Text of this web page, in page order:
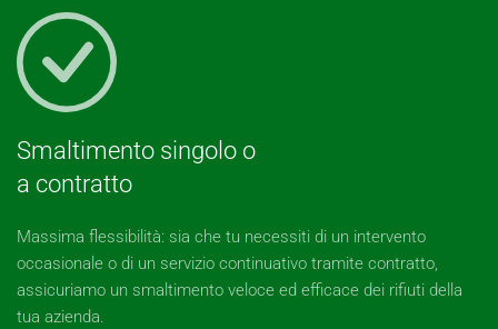
Smaltimento singolo o
a contratto
Massima flessibilità: sia che tu necessiti di un intervento
occasionale o di un servizio continuativo tramite contratto,
assicuriamo un smaltimento veloce ed efficace dei rifiuti della
tua azienda.